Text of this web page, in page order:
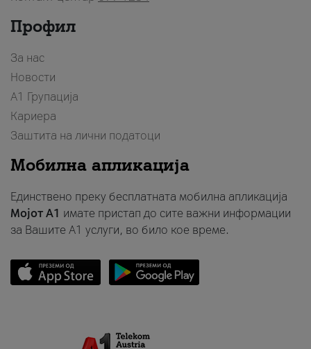
Профил
За нас
Новости
А1 Групација
Кариера
Заштита на лични податоци
Мобилна апликација
Единствено преку бесплатната мобилна апликација
Мојот A1 имате пристап до сите важни информации
за Вашите A1 услуги, во било кое време.